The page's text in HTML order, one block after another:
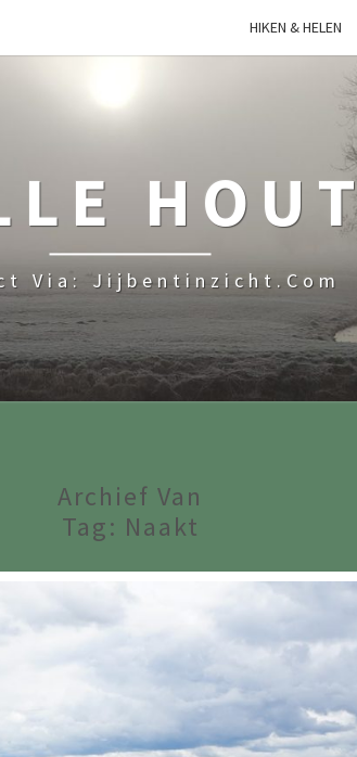
HIKEN & HELEN
Via: Jijbentinzicht.com
Archief Van
Tag: Naakt